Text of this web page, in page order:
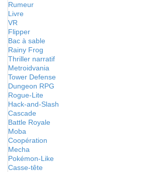
Rumeur
Livre
VR
Flipper
Bac à sable
Rainy Frog
Thriller narratif
Metroidvania
Tower Defense
Dungeon RPG
Rogue-Lite
Hack-and-Slash
Cascade
Battle Royale
Moba
Coopération
Mecha
Pokémon-Like
Casse-tête